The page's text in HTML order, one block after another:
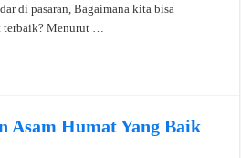
di pasaran, Bagaimana kita bisa
terbaik? Menurut …
Asam Humat Yang Baik